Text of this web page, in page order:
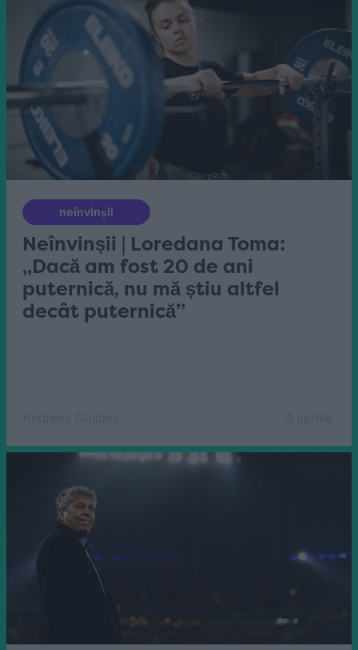
neînvinșii
Neînvinșii | Loredana Toma:
„Dacă am fost 20 de ani
puternică, nu mă știu altfel
decât puternică”